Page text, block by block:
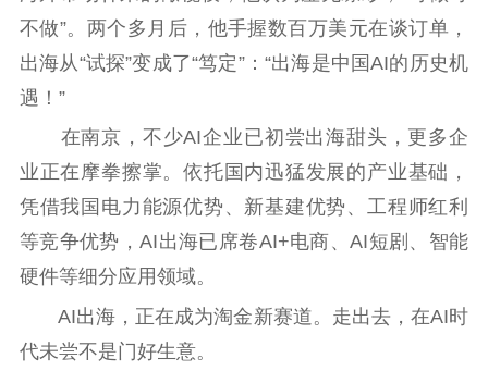
首页
江苏要闻
公示公告
通知公告 信息公开制度
信息公开指南
信息公开年度报
告
政策法规
工作动态
理论武装
不做”。两个多月后，他手握数百万美元在谈订单，
出海从“试探”变成了“笃定”：“出海是中国AI的历史机
遇！”
在南京，不少AI企业已初尝出海甜头，更多企
业正在摩拳擦掌。依托国内迅猛发展的产业基础，
凭借我国电力能源优势、新基建优势、工程师红利
等竞争优势，AI出海已席卷AI+电商、AI短剧、智能
硬件等细分应用领域。
AI出海，正在成为淘金新赛道。走出去，在AI时
代未尝不是门好生意。